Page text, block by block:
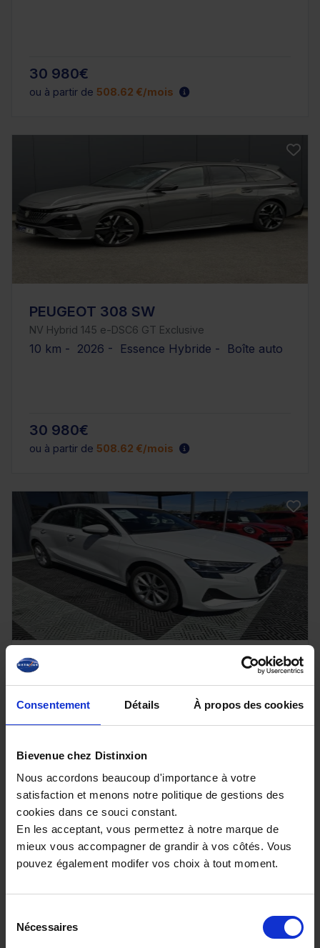
Consentement Détails À propos des cookies
Bievenue chez Distinxion
Nous accordons beaucoup d'importance à votre
satisfaction et menons notre politique de gestions des
cookies dans ce souci constant.
En les acceptant, vous permettez à notre marque de
mieux vous accompagner de grandir à vos côtés. Vous
pouvez également modifer vos choix à tout moment.
Nécessaires
30 980€
ou à partir de 508.62 €/mois
PEUGEOT 308 SW
NV Hybrid 145 e-DSC6 GT Exclusive
10 km - 2026 - Essence Hybride - Boîte auto
30 980€
ou à partir de 508.62 €/mois
AUDI A3
IV (2) SPORTBACK 1.0 30 TFSI MHEV 110 ADVANCED
EDITION S TRONIC 7
25 980€
ou à partir de427.34 €/mois